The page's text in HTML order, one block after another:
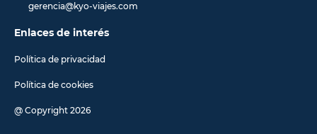
gerencia@kyo-viajes.com
Enlaces de interés
Política de privacidad
Política de cookies
@ Copyright 2026